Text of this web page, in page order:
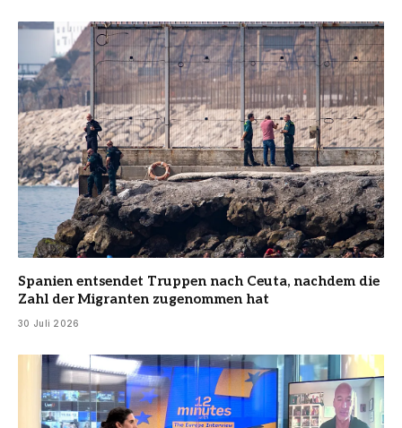
Spanien entsendet Truppen nach Ceuta, nachdem die
Zahl der Migranten zugenommen hat
30 Juli 2026